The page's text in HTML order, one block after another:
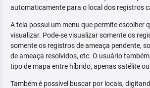
automaticamente para o local dos registros
A tela possui um menu que permite escolher
visualizar. Pode-se visualizar somente os
somente os registros de ameaça pendente,
de ameaça resolvidos, etc. O usuário
tipo de mapa entre híbrido, apenas satélite
Também é possível buscar por locais,